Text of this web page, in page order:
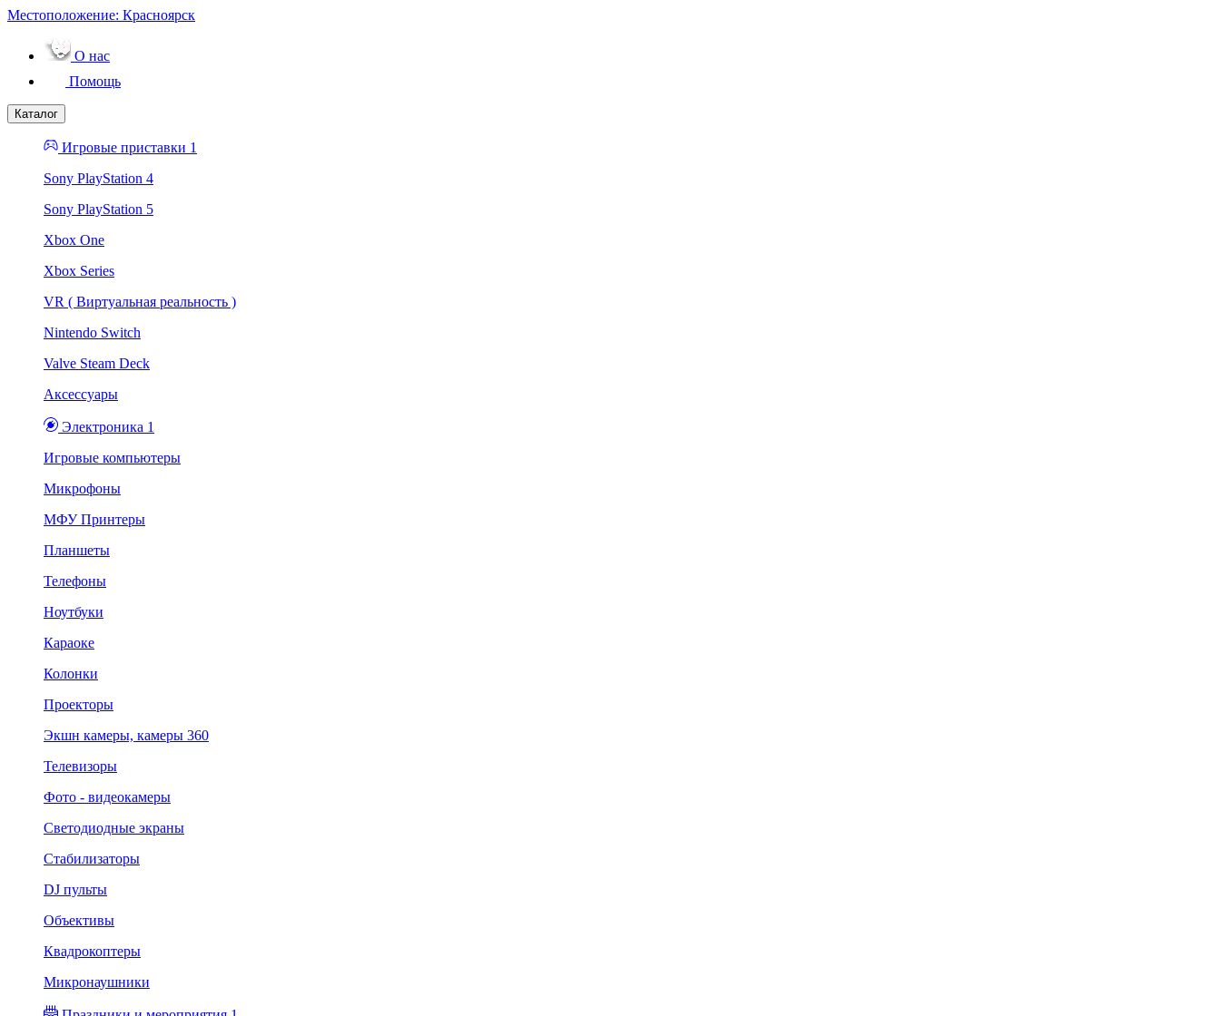
Местоположение: Красноярск
О нас
Помощь
Каталог
Игровые приставки 1
Sony PlayStation 4
Sony PlayStation 5
Xbox One
Xbox Series
VR ( Виртуальная реальность )
Nintendo Switch
Valve Steam Deck
Аксессуары
Электроника 1
Игровые компьютеры
Микрофоны
МФУ Принтеры
Планшеты
Телефоны
Ноутбуки
Караоке
Колонки
Проекторы
Экшн камеры, камеры 360
Телевизоры
Фото - видеокамеры
Светодиодные экраны
Стабилизаторы
DJ пульты
Объективы
Квадрокоптеры
Микронаушники